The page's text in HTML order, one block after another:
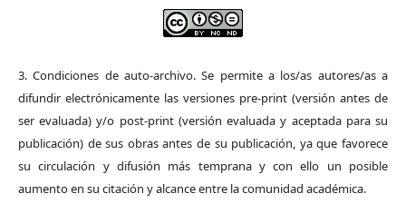
3. Condiciones de auto-archivo. Se permite a los/as autores/as a
difundir electrónicamente las versiones pre-print (versión antes de
ser evaluada) y/o post-print (versión evaluada y aceptada para su
publicación) de sus obras antes de su publicación, ya que favorece
su circulación y difusión más temprana y con ello un posible
aumento en su citación y alcance entre la comunidad académica.